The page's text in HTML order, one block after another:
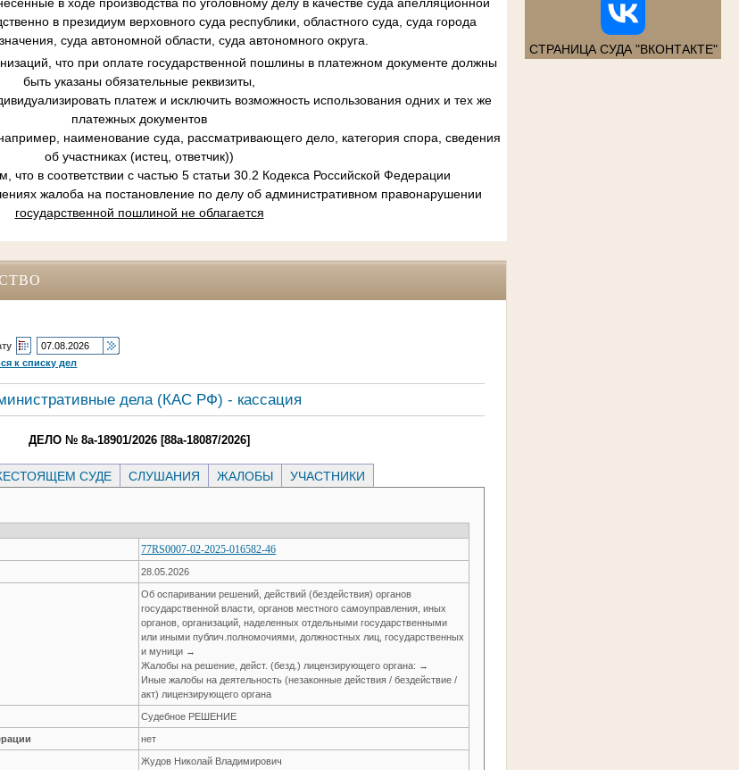
СТРАНИЦА СУДА "ВКОНТАКТЕ"
в ходе производства по уголовному делу в качестве суда апелляционной
в президиум верховного суда республики, областного суда, суда города
суда автономной области, суда автономного округа.
что при оплате государственной пошлины в платежном документе должны
быть указаны обязательные реквизиты,
платеж и исключить возможность использования одних и тех же
платежных документов
наименование суда, рассматривающего дело, категория спора, сведения
об участниках (истец, ответчик))
в соответствии с частью 5 статьи 30.2 Кодекса Российской Федерации
жалоба на постановление по делу об административном правонарушении
государственной пошлиной не облагается
к списку дел
дела (КАC РФ) - кассация
ДЕЛО № 8а-18901/2026 [88а-18087/2026]
СУДЕ СЛУШАНИЯ ЖАЛОБЫ УЧАСТНИКИ
77RS0007-02-2025-016582-46
28.05.2026
Об оспаривании решений, действий (бездействия) органов
государственной власти, органов местного самоуправления, иных
органов, организаций, наделенных отдельными государственными
или иными публич.полномочиями, должностных лиц, государственных
и муници →
Жалобы на решение, дейст. (безд.) лицензирующего органа: →
Иные жалобы на деятельность (незаконные действия / бездействие /
акт) лицензирующего органа
Судебное РЕШЕНИЕ
нет
Жудов Николай Владимирович